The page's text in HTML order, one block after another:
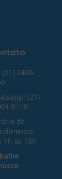
(21) 2468-
(21)
0110
de
7h às 18h